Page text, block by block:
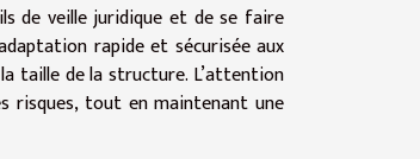
de veille juridique et de se faire
rapide et sécurisée aux
taille de la structure. L’attention
risques, tout en maintenant une